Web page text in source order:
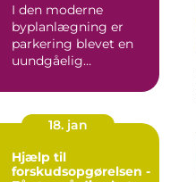
I den moderne
byplanlægning er
parkering blevet en
uundgåelig
virks...
18. jan
Hjælp til
forskudsopgørelsen -